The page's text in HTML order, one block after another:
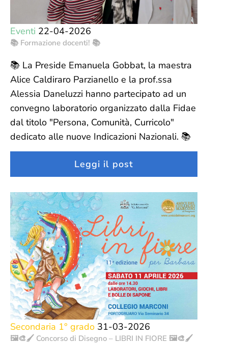
Eventi 22-04-2026
📚 Formazione docenti! 📚
📚 La Preside Emanuela Gobbat, la maestra
Alice Caldiraro Parzianello e la prof.ssa
Alessia Daneluzzi hanno partecipato ad un
convegno laboratorio organizzato dalla Fidae
dal titolo "Persona, Comunità, Curricolo"
dedicato alle nuove Indicazioni Nazionali. 📚
Leggi il post
Secondaria 1° grado 31-03-2026
🖼️🎨🖌️ Concorso di Disegno – LIBRI IN FIORE 🖼️🎨🖌️